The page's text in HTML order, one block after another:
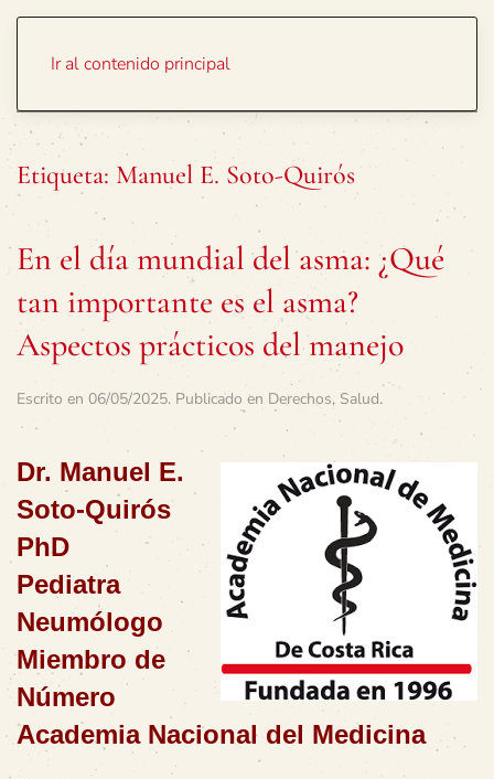
Ir al contenido principal
Etiqueta: Manuel E. Soto-Quirós
En el día mundial del asma: ¿Qué
tan importante es el asma?
Aspectos prácticos del manejo
Escrito en 06/05/2025. Publicado en Derechos, Salud.
Dr. Manuel E.
Soto-Quirós
PhD
Pediatra
Neumólogo
Miembro de
Número
Academia Nacional del Medicina